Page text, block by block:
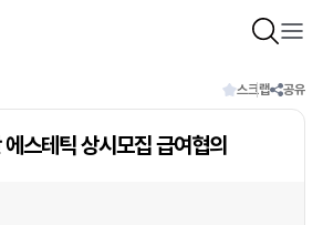
스크랩 공유
스테틱 상시모집 급여협의